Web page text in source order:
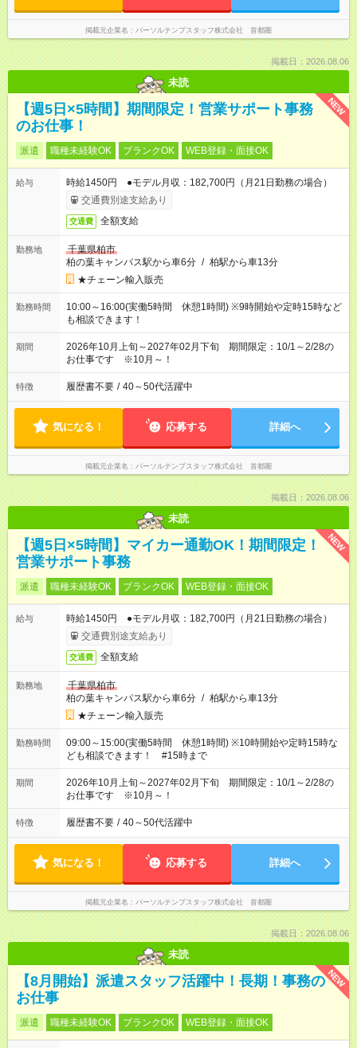
掲載元企業名 パーソルテンプスタッフ株式会社 首都圏
掲載日：2026.08.06
未読
NEW
【週5日×5時間】期間限定！営業サポート事務
のお仕事！
派遣 職種未経験OK ブランクOK WEB登録・面接OK
給与
時給1450円 ●モデル月収：182,700円（月21日勤務の場合）
交通費別途支給あり
交通費 全額支給
勤務地
千葉県柏市
柏の葉キャンパス駅から車6分 / 柏駅から車13分
★チェーン輸入販売
勤務時間
10:00～16:00(実働5時間 休憩1時間) ※9時開始や定時15時など
も相談できます！
期間
2026年10月上旬～2027年02月下旬 期間限定：10/1～2/28の
お仕事です ※10月～！
特徴 履歴書不要 / 40～50代活躍中
気になる！ 応募する 詳細へ
掲載元企業名 パーソルテンプスタッフ株式会社 首都圏
掲載日：2026.08.06
未読
NEW
【週5日×5時間】マイカー通勤OK！期間限定！
営業サポート事務
派遣 職種未経験OK ブランクOK WEB登録・面接OK
給与
時給1450円 ●モデル月収：182,700円（月21日勤務の場合）
交通費別途支給あり
交通費 全額支給
勤務地
千葉県柏市
柏の葉キャンパス駅から車6分 / 柏駅から車13分
★チェーン輸入販売
勤務時間
09:00～15:00(実働5時間 休憩1時間) ※10時開始や定時15時な
ども相談できます！ #15時まで
期間
2026年10月上旬～2027年02月下旬 期間限定：10/1～2/28の
お仕事です ※10月～！
特徴 履歴書不要 / 40～50代活躍中
気になる！ 応募する 詳細へ
掲載元企業名 パーソルテンプスタッフ株式会社 首都圏
掲載日：2026.08.06
未読
NEW
【8月開始】派遣スタッフ活躍中！長期！事務の
お仕事
派遣 職種未経験OK ブランクOK WEB登録・面接OK